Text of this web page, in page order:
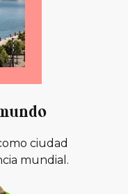
ciudad
mundial.